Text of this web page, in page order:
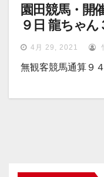
園田競馬・開
９日 龍ちゃん
4月 29, 2021
無観客競馬通算９